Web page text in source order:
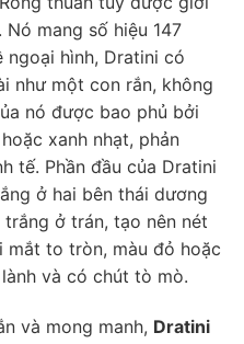
mang số hiệu 147
ngoại hình, Dratini có
như một con rắn, không
nó được bao phủ bởi
xanh nhạt, phản
tế. Phần đầu của Dratini
ở hai bên thái dương
ở trán, tạo nên nét
to tròn, màu đỏ hoặc
và có chút tò mò.
và mong manh, Dratini